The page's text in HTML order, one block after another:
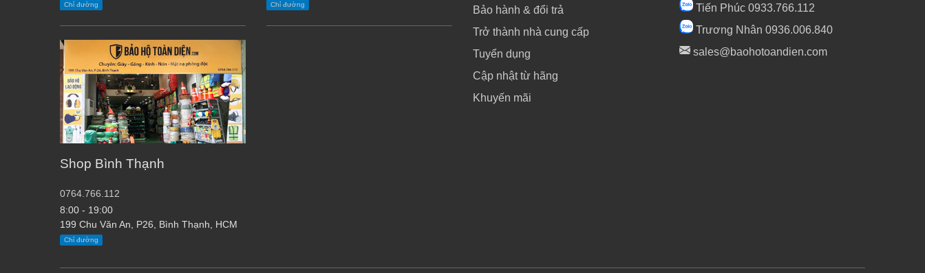
Chỉ đường
Shop Bình Thạnh
0764.766.112
8:00 - 19:00
199 Chu Văn An, P26, Bình Thạnh, HCM
Chỉ đường
Chỉ đường
Bảo hành & đổi trả
Trở thành nhà cung cấp
Tuyển dụng
Cập nhật từ hãng
Khuyến mãi
Tiến Phúc 0933.766.112
Trương Nhân 0936.006.840
sales@baohotoandien.com